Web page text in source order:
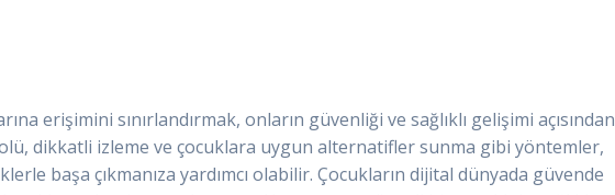
erişimini sınırlandırmak, onların güvenliği ve sağlıklı gelişimi açısından
dikkatli izleme ve çocuklara uygun alternatifler sunma gibi yöntemler,
başa çıkmanıza yardımcı olabilir. Çocukların dijital dünyada güvende